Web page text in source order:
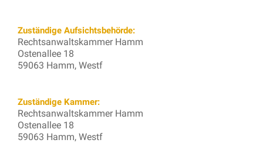
Zuständige Aufsichtsbehörde:
Rechtsanwaltskammer Hamm
Ostenallee 18
59063 Hamm, Westf
Zuständige Kammer:
Rechtsanwaltskammer Hamm
Ostenallee 18
59063 Hamm, Westf